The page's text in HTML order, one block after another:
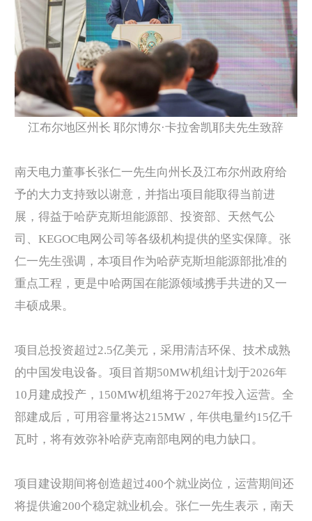
江布尔地区州长 耶尔博尔·卡拉舍凯耶夫先生致辞
南天电力董事长张仁一先生向州长及江布尔州政府给
予的大力支持致以谢意， 并指出项目能取得当前进
展，得益于哈萨克斯坦能源部、投资部、天然气公
司、KEGOC电网公司等各级机构提供的坚实保障。 张
仁一先生强调，本项目作为哈萨克斯坦能源部批准的
重点工程，更是中哈两国在能源领域携手共进的又一
丰硕成果。
项目总投资超过2.5亿美元，采用清洁环保、技术成熟
的中国发电设备。项目首期50MW机组计划于2026年
10月建成投产，150MW机组将于2027年投入运营。全
部建成后，可用容量将达215MW，年供电量约15亿千
瓦时，将有效弥补哈萨克南部电网的电力缺口。
项目建设期间将创造超过400个就业岗位，运营期间还
将提供逾200个稳定就业机会。 张仁一先生表示，南天